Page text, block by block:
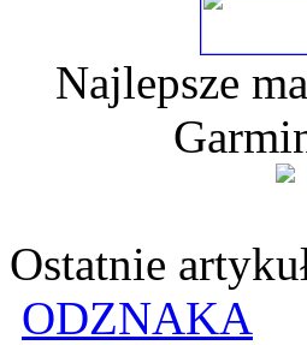
Najlepsze
Ostatnie
ODZNAKA